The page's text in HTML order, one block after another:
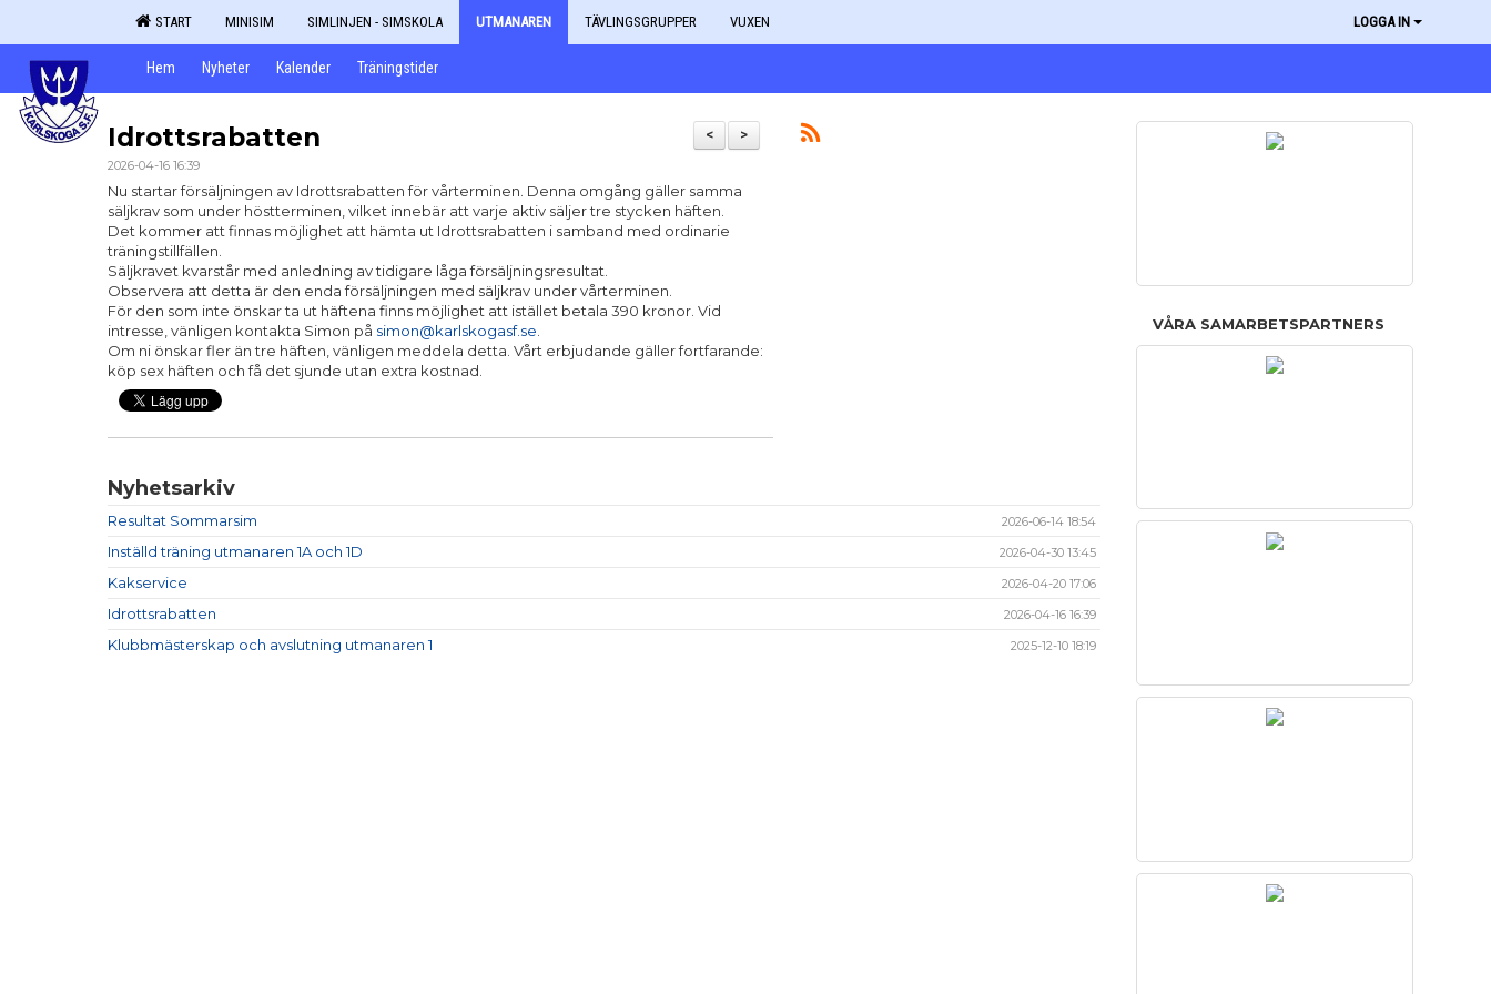
START MINISIM SIMLINJEN - SIMSKOLA UTMANAREN TÄVLINGSGRUPPER VUXEN LOGGA IN
Hem Nyheter Kalender Träningstider
>
<
Idrottsrabatten
2026-04-16 16:39
Nu startar försäljningen av Idrottsrabatten för vårterminen. Denna omgång gäller samma
säljkrav som under höstterminen, vilket innebär att varje aktiv säljer tre stycken häften.
Det kommer att finnas möjlighet att hämta ut Idrottsrabatten i samband med ordinarie
träningstillfällen.
Säljkravet kvarstår med anledning av tidigare låga försäljningsresultat.
Observera att detta är den enda försäljningen med säljkrav under vårterminen.
För den som inte önskar ta ut häftena finns möjlighet att istället betala 390 kronor. Vid
intresse, vänligen kontakta Simon på simon@karlskogasf.se
Om ni önskar fler än tre häften, vänligen meddela detta. Vårt erbjudande gäller fortfarande:
köp sex häften och få det sjunde utan extra kostnad.
Nyhetsarkiv
Resultat Sommarsim 2026-06-14 18:54
Inställd träning utmanaren 1A och 1D 2026-04-30 13:45
Kakservice 2026-04-20 17:06
Idrottsrabatten 2026-04-16 16:39
Klubbmästerskap och avslutning utmanaren 1 2025-12-10 18:19
VÅRA SAMARBETSPARTNERS